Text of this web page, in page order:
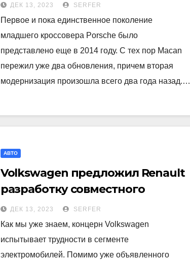
ДЕК 13, 2023 SERFER
Первое и пока единственное поколение
младшего кроссовера Porsche было
представлено еще в 2014 году. С тех пор Macan
пережил уже два обновления, причем вторая
модернизация произошла всего два года назад.…
АВТО
Volkswagen предложил Renault
разработку совместного
электромобиля
ДЕК 13, 2023 SERFER
Как мы уже знаем, концерн Volkswagen
испытывает трудности в сегменте
электромобилей. Помимо уже объявленного